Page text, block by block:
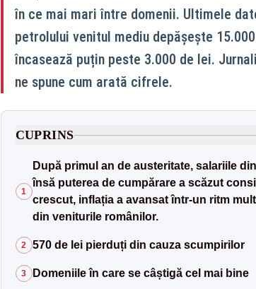
în ce mai mari între domenii. Ultimele
petrolului venitul mediu depășește
încasează puțin peste 3.000 de lei.
ne spune cum arată cifrele.
CUPRINS
1
După primul an de austeritate, salariile
însă puterea de cumpărare a scăzut
crescut, inflația a avansat într-un ritm
din veniturile românilor.
2 570 de lei pierduți din cauza scumpirilor
3 Domeniile în care se câștigă cel mai bine